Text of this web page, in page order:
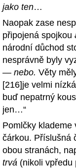
jako ten…
Naopak zase
připojená spojkou
národní důchod
nesprávně byly
— nebo. Věty
[216]je velmi
buď nepatrný
jen…“
Pomlčky klademe
čárkou. Příslušná
obou stranách,
trvá (nikoli vpředu